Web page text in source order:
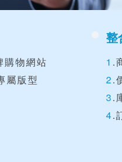
購物網站
屬版型
整
1 .
2.
3.
4.